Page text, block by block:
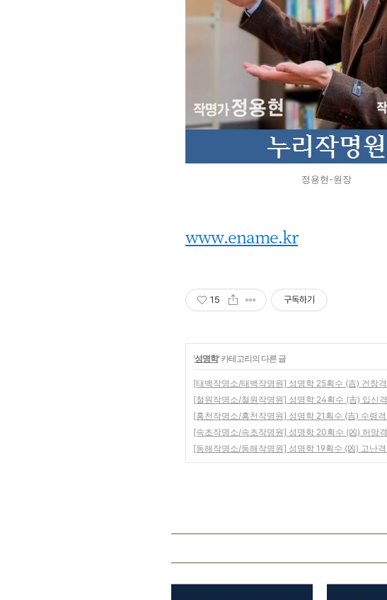
정용현-원장
www.ename.kr
15 구독하기
'성명학' 카테고리의 다른 글
[태백작명소/태백작명원] 성명학 25획수 (吉) 건창
[철원작명소/철원작명원] 성명학 24획수 (吉) 입신
[홍천작명소/홍천작명원] 성명학 21획수 (吉) 수령
[속초작명소/속초작명원] 성명학 20획수 (凶) 허망
[동해작명소/동해작명원] 성명학 19획수 (凶) 고난